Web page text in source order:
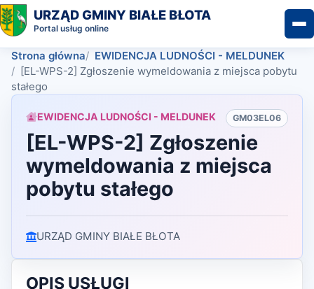
URZĄD GMINY BIAŁE BŁOTA
Portal usług online
Strona główna
EWIDENCJA LUDNOŚCI - MELDUNEK
[EL-WPS-2] Zgłoszenie wymeldowania z miejsca pobytu
stałego
EWIDENCJA LUDNOŚCI - MELDUNEK GM03EL06
[EL-WPS-2] Zgłoszenie
wymeldowania z miejsca
pobytu stałego
URZĄD GMINY BIAŁE BŁOTA
OPIS USŁUGI